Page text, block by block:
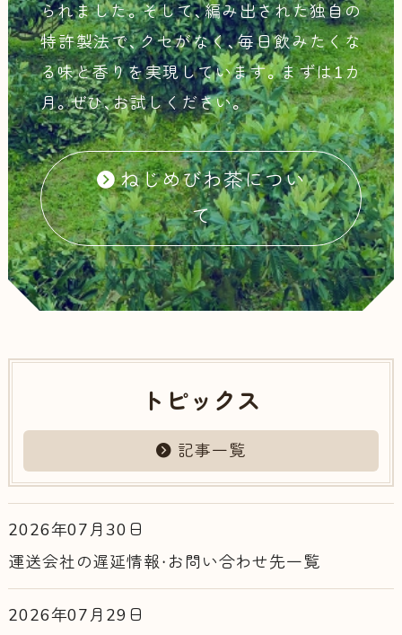
られました。そして、編み出された独自の
特許製法で、クセがなく、毎日飲みたくな
る味と香りを実現しています。まずは1カ
月。ぜひ、お試しください。
ねじめびわ茶につい
て
トピックス
記事一覧
2026年07月30日
運送会社の遅延情報・お問い合わせ先一覧
2026年07月29日